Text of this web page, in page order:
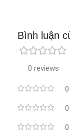
Bình luận
0 reviews
0
0
0